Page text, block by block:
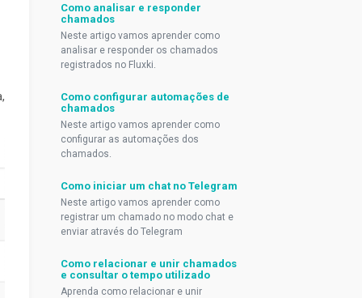
Como analisar e responder
chamados
Neste artigo vamos aprender como
analisar e responder os chamados
registrados no Fluxki.
Como configurar automações de
chamados
Neste artigo vamos aprender como
configurar as automações dos
chamados.
Como iniciar um chat no Telegram
Neste artigo vamos aprender como
registrar um chamado no modo chat e
enviar através do Telegram
Como relacionar e unir chamados
e consultar o tempo utilizado
Aprenda como relacionar e unir